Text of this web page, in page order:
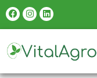
Facebook
Instagram
Linkedin